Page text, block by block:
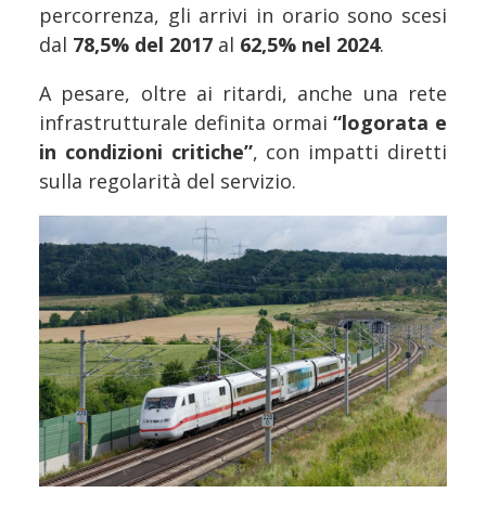
percorrenza, gli arrivi in orario sono scesi
dal 78,5% del 2017 al 62,5% nel 2024.
A pesare, oltre ai ritardi, anche una rete
infrastrutturale definita ormai“logorata e
in condizioni critiche”, con impatti diretti
sulla regolarità del servizio.